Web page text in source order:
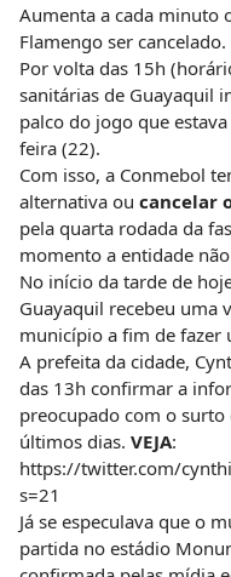
Aumenta a cada minuto
Flamengo ser cancelado.
Por volta das 15h
sanitárias de Guayaquil
palco do jogo que
feira (22).
Com isso, a Conmebol
alternativa ou cancelar
pela quarta rodada da
momento a entidade
No início da tarde de
Guayaquil recebeu uma
município a fim de fazer
A prefeita da cidade,
das 13h confirmar a
preocupado com o
últimos dias. VEJA:
https://twitter.com/
s=21
Já se especulava que o
partida no estádio